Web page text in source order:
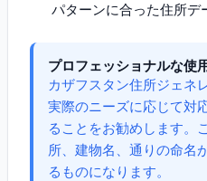
パターンに合った住所デ
プロフェッショナルな使
カザフスタン住所ジェネ
実際のニーズに応じて対
ることをお勧めします。
所、建物名、通りの命名
るものになります。